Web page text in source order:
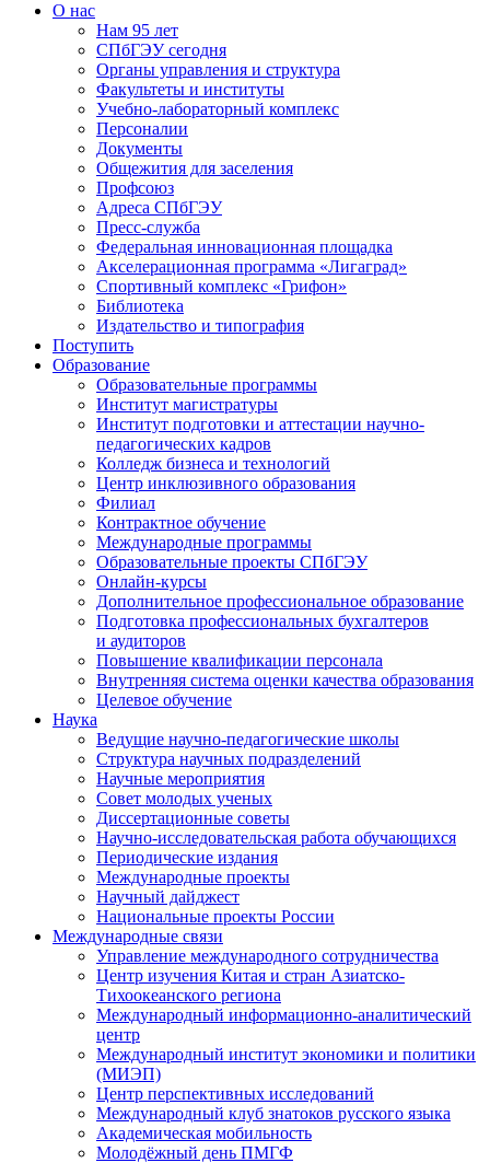
О нас
Нам 95 лет
СПбГЭУ сегодня
Органы управления и структура
Факультеты и институты
Учебно-лабораторный комплекс
Персоналии
Документы
Общежития для заселения
Профсоюз
Адреса СПбГЭУ
Пресс-служба
Федеральная инновационная площадка
Акселерационная программа «Лигаград»­­
Спортивный комплекс «Грифон»
Библиотека
Издательство и типография
Поступить
Образование
Образовательные программы
Институт магистратуры
Институт подготовки и аттестации научно-
педагогических кадров
Колледж бизнеса и технологий
Центр инклюзивного образования
Филиал
Контрактное обучение
Международные программы
Образовательные проекты СПбГЭУ
Онлайн-курсы
Дополнительное профессиональное образование
Подготовка профессиональных бухгалтеров
и аудиторов
Повышение квалификации персонала
Внутренняя система оценки качества образования
Целевое обучение
Наука
Ведущие научно-педагогические школы
Структура научных подразделений
Научные мероприятия
Совет молодых ученых
Диссертационные советы
Научно-исследовательская работа обучающихся
Периодические издания
Международные проекты
Научный дайджест
Национальные проекты России
Международные связи
Управление международного сотрудничества
Центр изучения Китая и стран Азиатско-
Тихоокеанского региона
Международный информационно-аналитический
центр
Международный институт экономики и политики
(МИЭП)
Центр перспективных исследований
Международный клуб знатоков русского языка
Академическая мобильность
Молодёжный день ПМГФ